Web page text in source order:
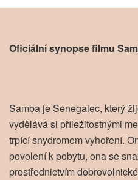
Oficiální synopse filmu
Samba je Senegalec, který
vydělává si příležitostnými
trpící snydromem vyhoření.
povolení k pobytu, ona se
prostřednictvím